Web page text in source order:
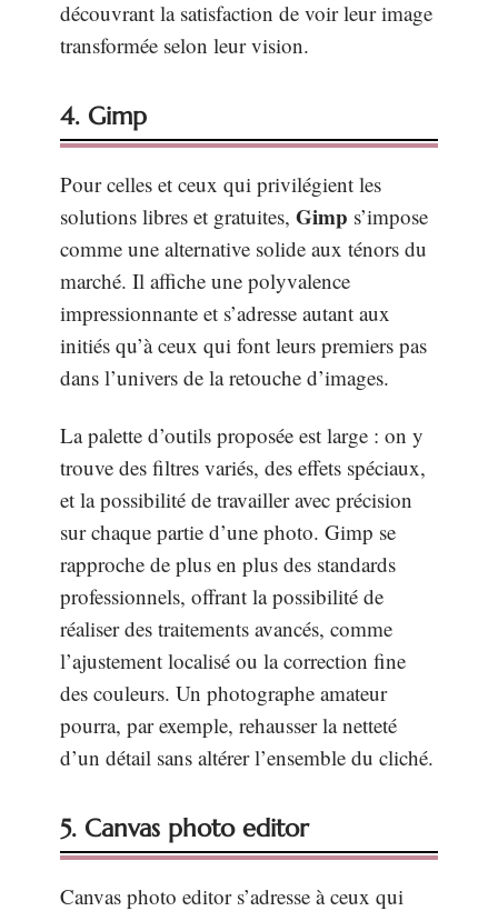
découvrant la satisfaction de voir leur image
transformée selon leur vision.
4. Gimp
Pour celles et ceux qui privilégient les
solutions libres et gratuites, Gimp s’impose
comme une alternative solide aux ténors du
marché. Il affiche une polyvalence
impressionnante et s’adresse autant aux
initiés qu’à ceux qui font leurs premiers pas
dans l’univers de la retouche d’images.
La palette d’outils proposée est large : on y
trouve des filtres variés, des effets spéciaux,
et la possibilité de travailler avec précision
sur chaque partie d’une photo. Gimp se
rapproche de plus en plus des standards
professionnels, offrant la possibilité de
réaliser des traitements avancés, comme
l’ajustement localisé ou la correction fine
des couleurs. Un photographe amateur
pourra, par exemple, rehausser la netteté
d’un détail sans altérer l’ensemble du cliché.
5. Canvas photo editor
Canvas photo editor s’adresse à ceux qui